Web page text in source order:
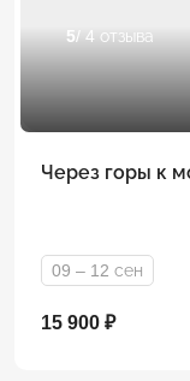
5/ 4 отзыва
Через горы к
09 – 12 сен
15 900 ₽